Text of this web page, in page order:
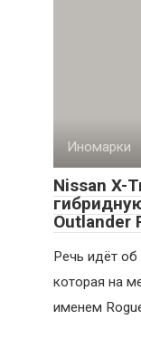
Иномарки
Nissan X-
Outlander
Речь идёт
которая на
именем